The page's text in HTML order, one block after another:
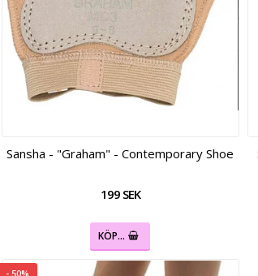
Sansha - "Graham" - Contemporary Shoe
199 SEK
KÖP…
- 50%